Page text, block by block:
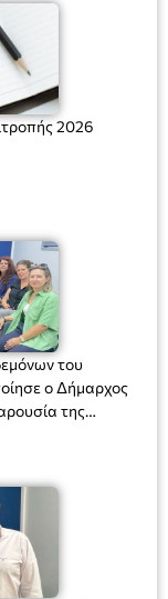
2026
του
ο Δήμαρχος
της
Χαΐτα.